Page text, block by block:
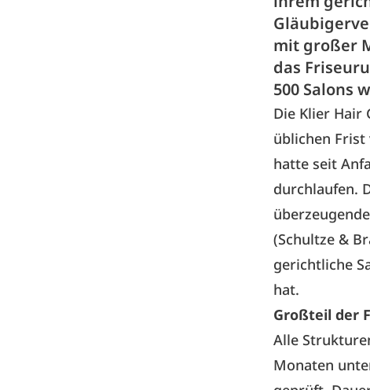
mit großer
das
500 Salons
Die Klier Hair
üblichen Frist
hatte seit
durchlaufen.
(Schultze &
gerichtliche
hat.
Großteil der
Alle
Monaten